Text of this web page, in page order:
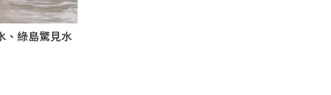
、綠島驚見水